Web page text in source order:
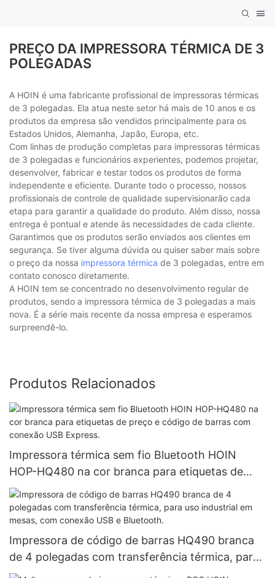
PREÇO DA IMPRESSORA TÉRMICA DE 3
POLEGADAS
A HOIN é uma fabricante profissional de impressoras térmicas
de 3 polegadas. Ela atua neste setor há mais de 10 anos e os
produtos da empresa são vendidos principalmente para os
Estados Unidos, Alemanha, Japão, Europa, etc.
Com linhas de produção completas para impressoras térmicas
de 3 polegadas e funcionários experientes, podemos projetar,
desenvolver, fabricar e testar todos os produtos de forma
independente e eficiente. Durante todo o processo, nossos
profissionais de controle de qualidade supervisionarão cada
etapa para garantir a qualidade do produto. Além disso, nossa
entrega é pontual e atende às necessidades de cada cliente.
Garantimos que os produtos serão enviados aos clientes em
segurança. Se tiver alguma dúvida ou quiser saber mais sobre
o preço da nossa impressora térmica de 3 polegadas, entre em
contato conosco diretamente.
A HOIN tem se concentrado no desenvolvimento regular de
produtos, sendo a impressora térmica de 3 polegadas a mais
nova. É a série mais recente da nossa empresa e esperamos
surpreendê-lo.
Produtos Relacionados
Impressora térmica sem fio Bluetooth HOIN
HOP-HQ480 na cor branca para etiquetas de
preço e código de barras com conexão USB
Express.
Impressora de código de barras HQ490 branca
de 4 polegadas com transferência térmica, para
uso industrial em mesas, com conexão USB e